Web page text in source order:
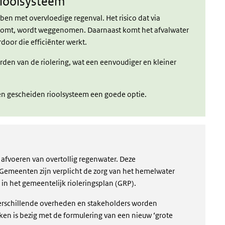
met overvloedige regenval. Het risico dat via
wordt weggenomen. Daarnaast komt het afvalwater
die efficiënter werkt.
van de riolering, wat een eenvoudiger en kleiner
gescheiden rioolsysteem een goede optie.
van overtollig regenwater. Deze
zijn verplicht de zorg van het hemelwater
het gemeentelijk rioleringsplan (GRP).
overheden en stakeholders worden
is bezig met de formulering van een nieuw ‘grote